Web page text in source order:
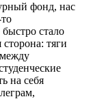
фонд, нас
стало
тяги
между
на себя